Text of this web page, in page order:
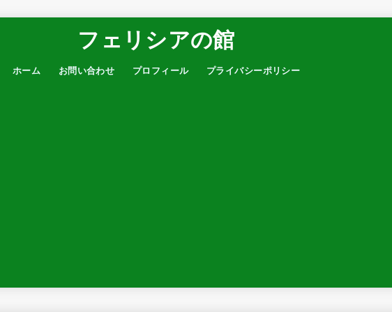
フェリシアの館
ホーム お問い合わせ プロフィール プライバシーポリシー